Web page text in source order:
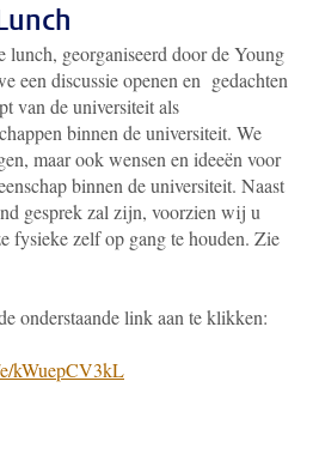
lunch, georganiseerd door de Young
een discussie openen en gedachten
van de universiteit als
binnen de universiteit. We
maar ook wensen en ideeën voor
binnen de universiteit. Naast
gesprek zal zijn, voorzien wij u
fysieke zelf op gang te houden. Zie
onderstaande link aan te klikken:
kWuepCV3kL